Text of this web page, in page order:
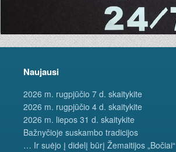
Naujausi
2026 m. rugpjūčio 7 d. skaitykite
2026 m. rugpjūčio 4 d. skaitykite
2026 m. liepos 31 d. skaitykite
Bažnyčioje suskambo tradicijos
… Ir suėjo į didelį būrį Žemaitijos „Bočiai“